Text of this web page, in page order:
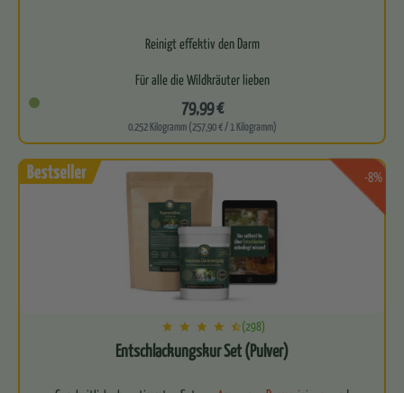
Reinigt effektiv den Darm
Für alle die Wildkräuter lieben
Leitet natürlich Schadstoffe aus
79,99 €
0.252 Kilogramm (257,90 € / 1 Kilogramm)
-8%
(298)
Entschlackungskur Set (Pulver)